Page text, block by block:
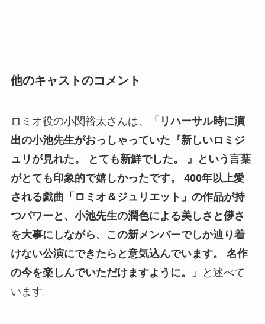
他のキャストのコメント
ロミオ役の小関裕太さんは、
「リハーサル時に演
出の小池先生がおっしゃっていた『新しいロミジ
ュリが見れた。 とても新鮮でした。 』という言葉
がとても印象的で嬉しかったです。 400年以上愛
される戯曲「ロミオ＆ジュリエット」の作品が持
つパワーと、小池先生の潤色による美しさと儚さ
を大事にしながら、この新メンバーでしか辿り着
けない公演にできたらと意気込んでいます。 名作
の今を楽しんでいただけますように。」
と述べて
います。